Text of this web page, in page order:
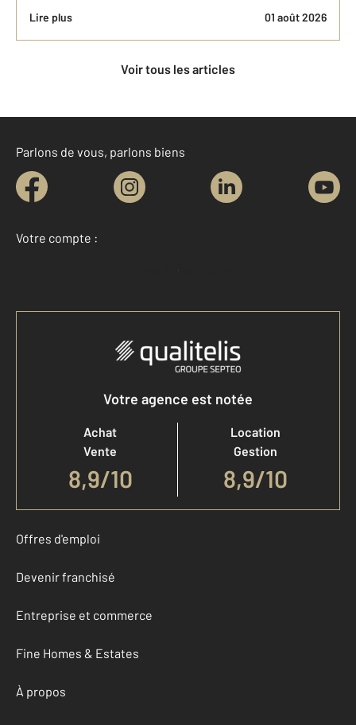
Lire plus 01 août 2026
Voir tous les articles
Parlons de vous, parlons biens
Votre compte :
Accéder à mon compte
Votre agence est notée
Achat
Vente
8,9/10
Location
Gestion
8,9/10
Offres d'emploi
Devenir franchisé
Entreprise et commerce
Fine Homes & Estates
À propos